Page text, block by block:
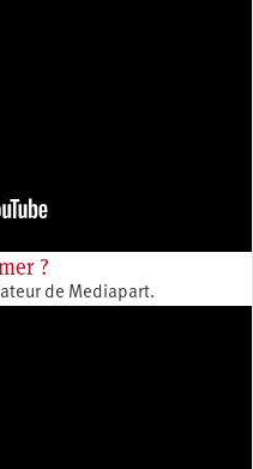
?
de Mediapart.